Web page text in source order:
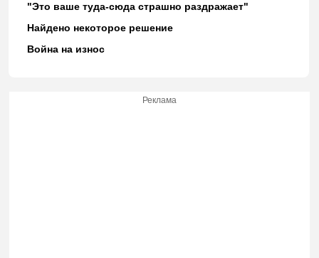
"Это ваше туда-сюда страшно раздражает"
Найдено некоторое решение
Война на износ
Реклама